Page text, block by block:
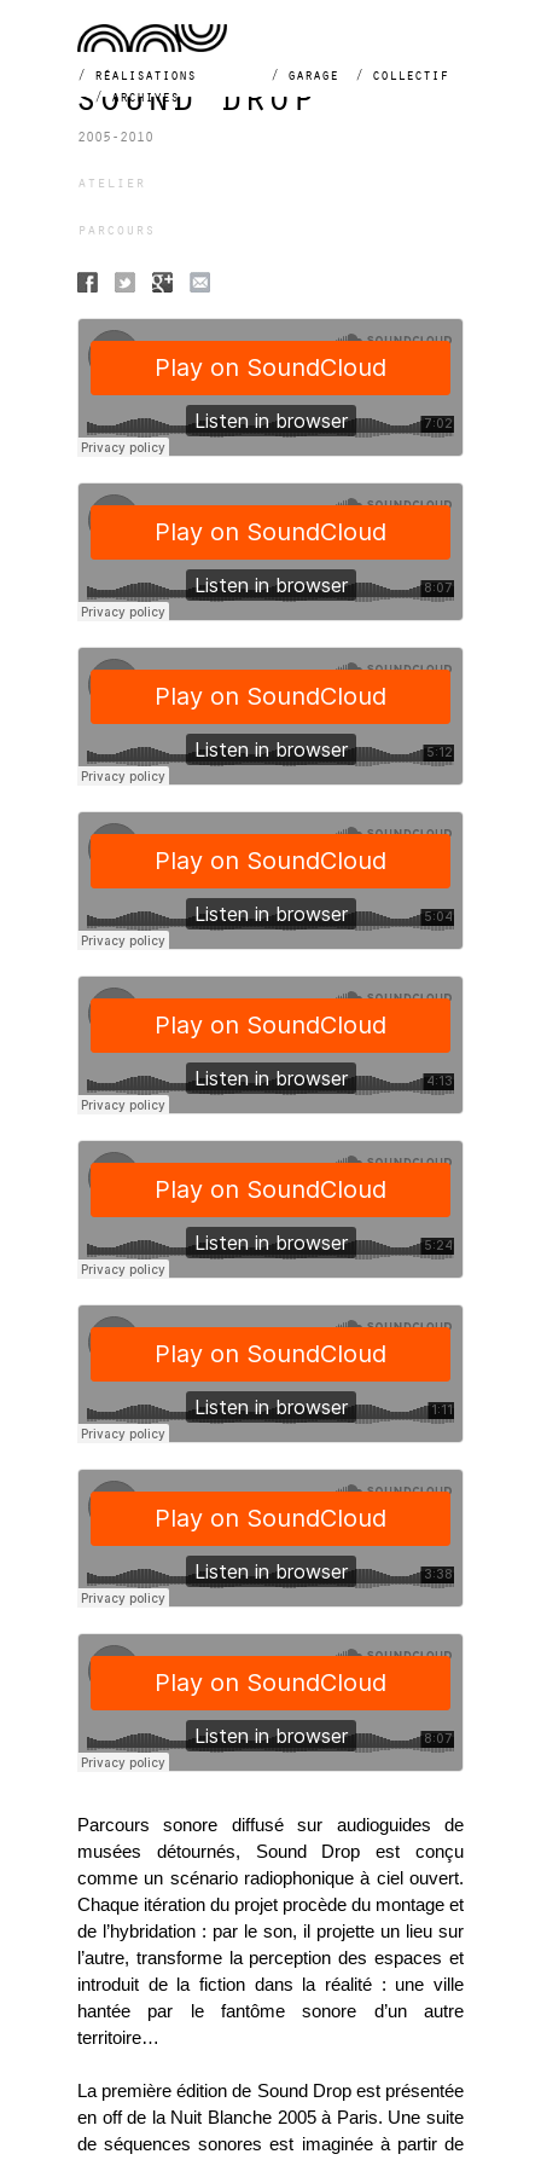
réalisations garage
collectif
archives
sound drop
2005-2010
atelier
parcours
Parcours sonore diffusé sur audioguides de
musées détournés, Sound Drop est conçu
comme un scénario radiophonique à ciel ouvert.
Chaque itération du projet procède du montage et
de l’hybridation : par le son, il projette un lieu sur
l’autre, transforme la perception des espaces et
introduit de la fiction dans la réalité : une ville
hantée par le fantôme sonore d’un autre
territoire…
La première édition de Sound Drop est présentée
en off de la Nuit Blanche 2005 à Paris. Une suite
de séquences sonores est imaginée à partir de